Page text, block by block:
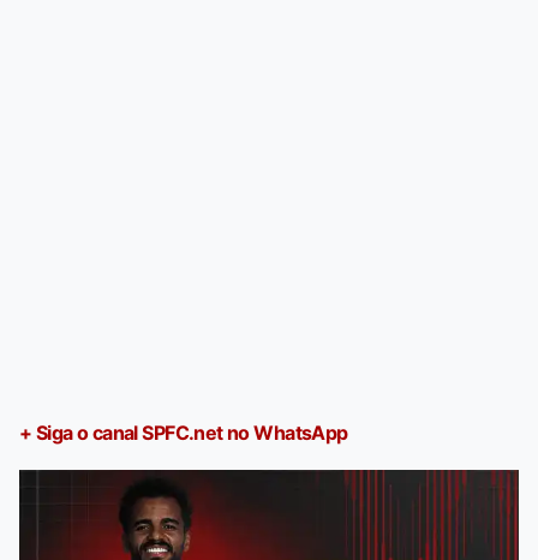
+ Siga o canal SPFC.net no WhatsApp